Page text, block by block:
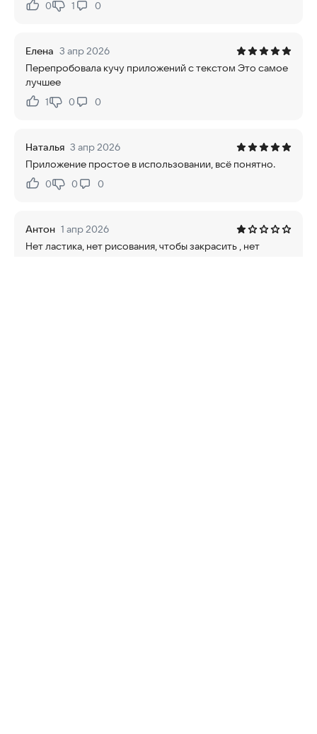
Нравится:
0Не нравится:
1 0
Елена 3 апр 2026
Перепробовала кучу приложений с текстом Это самое
лучшее
Нравится:
1Не нравится:
0 0
Наталья 3 апр 2026
Приложение простое в использовании, всё понятно.
Нравится:
0Не нравится:
0 0
Антон 1 апр 2026
Нет ластика, нет рисования, чтобы закрасить , нет